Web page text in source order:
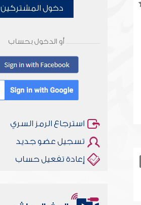
دخول المشتركين
أو الدخول بحساب
استرجاع الرمز السري
تسجيل عضو جديد
إعادة تفعيل حساب
أخلاقنا أصالة ومعاصرة